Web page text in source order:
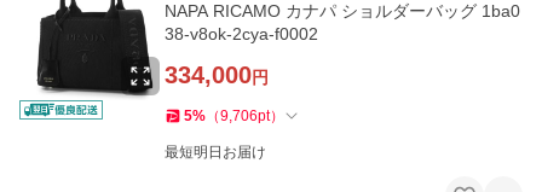
NAPA RICAMO カナパ ショルダーバッグ 1ba0
38-v8ok-2cya-f0002
334,000円
5% （9,706pt）
最短明日お届け